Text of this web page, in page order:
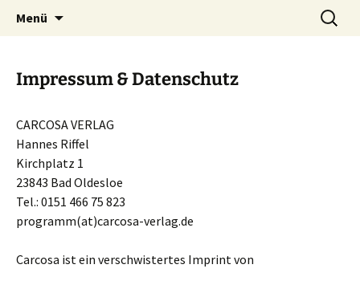
Carcosa
Phantastische Weltliteratur
Menü
Suchen
nach:
Impressum & Datenschutz
CARCOSA VERLAG
Hannes Riffel
Kirchplatz 1
23843 Bad Oldesloe
Tel.: 0151 466 75 823
programm(at)carcosa-verlag.de
Carcosa ist ein ver­schwi­ster­tes Imprint von